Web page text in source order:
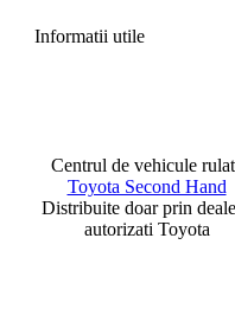
Informatii utile
Centrul de vehicule
Toyota Second Hand
Distribuite doar prin
autorizati Toyota